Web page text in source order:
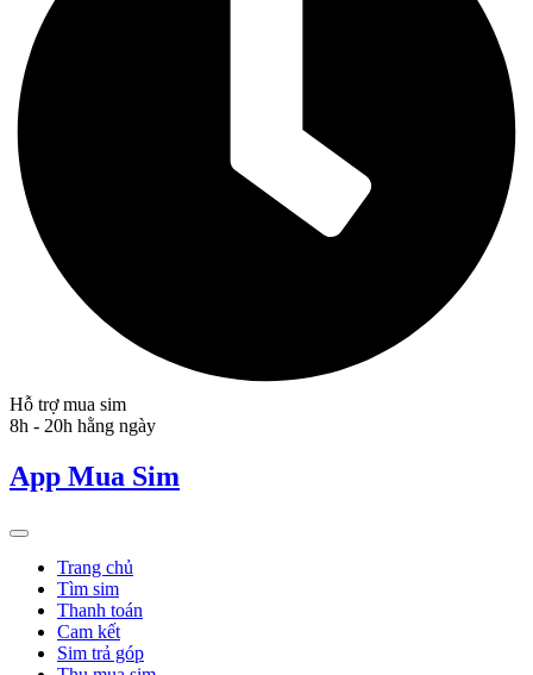
Hỗ trợ mua sim
8h - 20h hằng ngày
App Mua Sim
Trang chủ
Tìm sim
Thanh toán
Cam kết
Sim trả góp